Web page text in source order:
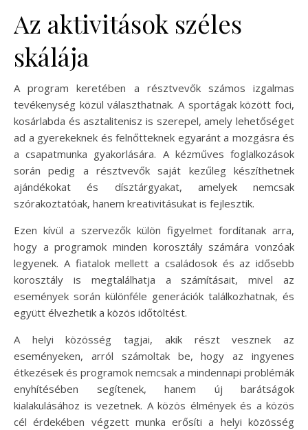
Az aktivitások széles
skálája
A program keretében a résztvevők számos izgalmas
tevékenység közül választhatnak. A sportágak között foci,
kosárlabda és asztalitenisz is szerepel, amely lehetőséget
ad a gyerekeknek és felnőtteknek egyaránt a mozgásra és
a csapatmunka gyakorlására. A kézműves foglalkozások
során pedig a résztvevők saját kezűleg készíthetnek
ajándékokat és dísztárgyakat, amelyek nemcsak
szórakoztatóak, hanem kreativitásukat is fejlesztik.
Ezen kívül a szervezők külön figyelmet fordítanak arra,
hogy a programok minden korosztály számára vonzóak
legyenek. A fiatalok mellett a családosok és az idősebb
korosztály is megtalálhatja a számításait, mivel az
események során különféle generációk találkozhatnak, és
együtt élvezhetik a közös időtöltést.
A helyi közösség tagjai, akik részt vesznek az
eseményeken, arról számoltak be, hogy az ingyenes
étkezések és programok nemcsak a mindennapi problémák
enyhítésében segítenek, hanem új barátságok
kialakulásához is vezetnek. A közös élmények és a közös
cél érdekében végzett munka erősíti a helyi közösség